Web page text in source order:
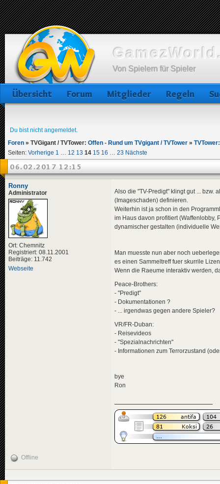
Von Spielern für Spieler
Übersicht Forum Mitglieder Regeln
Du bist nicht angemeldet.
Foren » TVGigant / TVTower: Offen - Rund um TVgigant / TVTower »
Seiten: Vorherige 1 … 12 13 14 15 16 … 23 Nächste
06.02.2017 12:15
Ronny
Administrator
Ort: Chemnitz
Registriert: 08.11.2001
Beiträge: 11.742
Webseite
Also die "TV-Predigt" klingt gut ... bzw.
(Imageschaden) definieren.
Weiterhin ist ja schon in den
im Haus davon profitiert (Waffenlobby,
dynamischer gestalten (individuelle
Man muesste nun aber noch
es einen Sammeltreff fuer skurrile
Wenn die Raeume interaktiv werden,
Peace-Brothers:
- "Predigt"
- Dokumentationen ?
- ... irgendwas gegen andere Spieler?
VR/FR-Duban:
- Reisevideos
- "Spezialnachrichten"
- Informationen zum Terrorzustand
bye
Ron
Offline